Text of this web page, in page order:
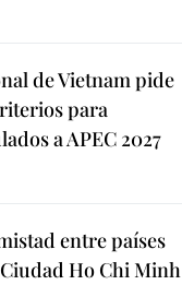
de Vietnam pide
para
a APEC 2027
entre países
Ho Chi Minh